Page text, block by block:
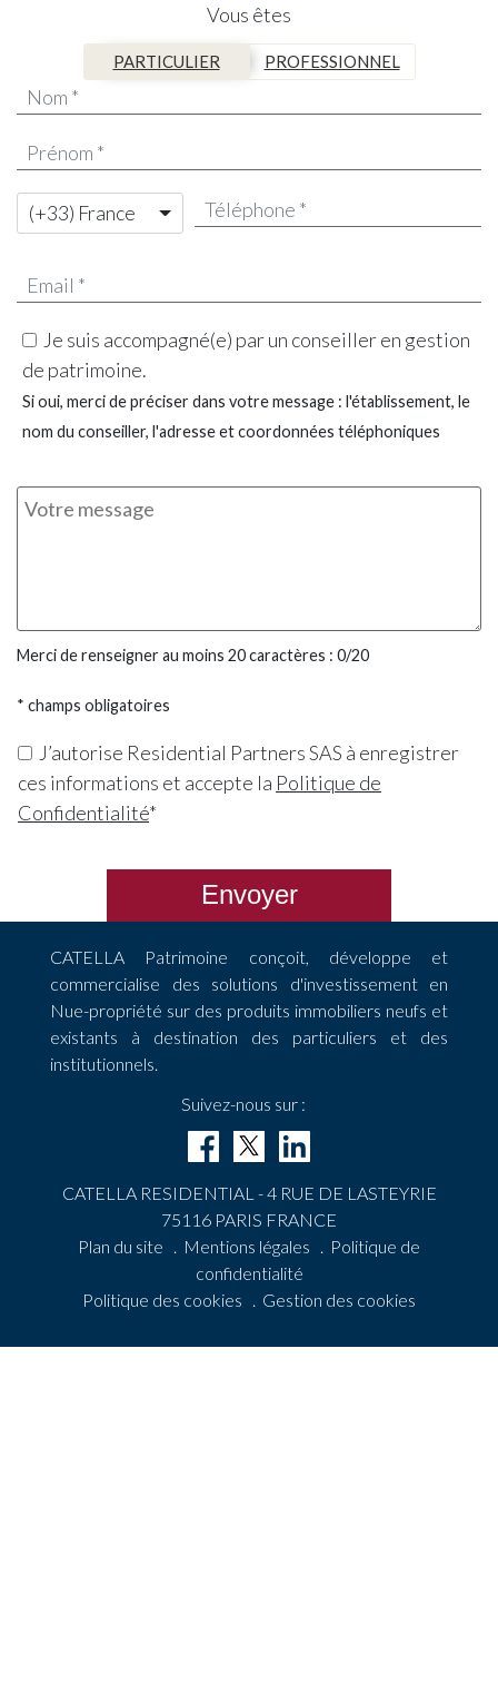
Vous êtes
PARTICULIER PROFESSIONNEL
(+33) France
Je suis accompagné(e) par un conseiller en gestion
de patrimoine.
Si oui, merci de préciser dans votre message : l'établissement, le
nom du conseiller, l'adresse et coordonnées téléphoniques
Merci de renseigner au moins 20 caractères : 0/20
* champs obligatoires
J’autorise Residential Partners SAS à enregistrer
ces informations et accepte la Politique de
Confidentialité*
Envoyer
CATELLA Patrimoine conçoit, développe et
commercialise des solutions d'investissement en
Nue-propriété sur des produits immobiliers neufs et
existants à destination des particuliers et des
institutionnels.
Suivez-nous sur :
CATELLA RESIDENTIAL - 4 RUE DE LASTEYRIE
75116 PARIS FRANCE
Plan du site . Mentions légales . Politique de
confidentialité
Politique des cookies . Gestion des cookies